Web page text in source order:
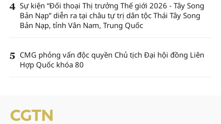
4 Sự kiện “Đối thoại Thị trưởng Thế giới 2026 - Tây Song
Bản Nạp” diễn ra tại châu tự trị dân tộc Thái Tây Song
Bản Nạp, tỉnh Vân Nam, Trung Quốc
5 CMG phỏng vấn độc quyền Chủ tịch Đại hội đồng Liên
Hợp Quốc khóa 80